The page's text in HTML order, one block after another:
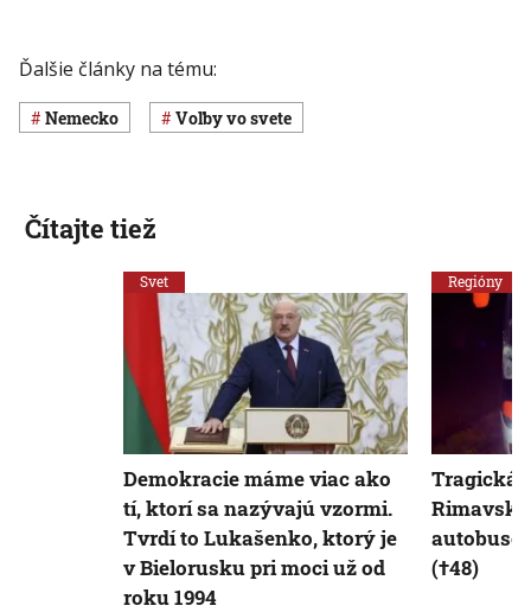
Ďalšie články na tému:
Nemecko voľby vo svete
Čítajte tiež
Svet
Demokracie máme viac ako
tí, ktorí sa nazývajú vzormi.
Tvrdí to Lukašenko, ktorý je
v Bielorusku pri moci už od
roku 1994
Regióny
Tragická
(†48)